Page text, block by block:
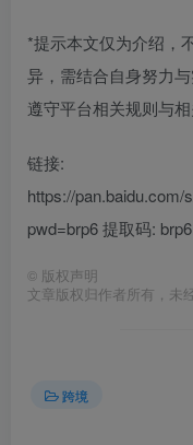
*提示本文仅为介绍，
异，需结合自身努力
遵守平台相关规则与
链接:
https://
pwd=brp6 提取码: brp6
© 版权声明
文章版权归作者所有，未
跨境